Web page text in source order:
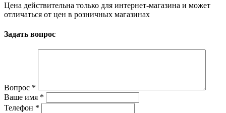
Цена действительна только для интернет-магазина и может
отличаться от цен в розничных магазинах
Задать вопрос
Вопрос *
Ваше имя *
Телефон *